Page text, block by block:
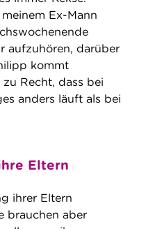
Ex-Mann
aufzuhören, darüber
kommt
Recht, dass bei
anders läuft als bei
Eltern
ihrer Eltern
brauchen aber